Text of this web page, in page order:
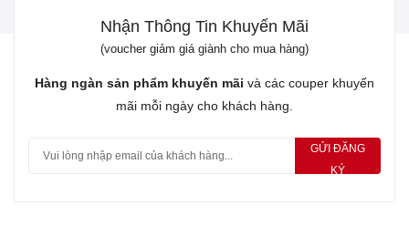
Nhận Thông Tin Khuyến Mãi
(voucher giảm giá giành cho mua hàng)
Hàng ngàn sản phẩm khuyến mãi và các couper khuyến
mãi mỗi ngày cho khách hàng.
GỬI ĐĂNG
KÝ